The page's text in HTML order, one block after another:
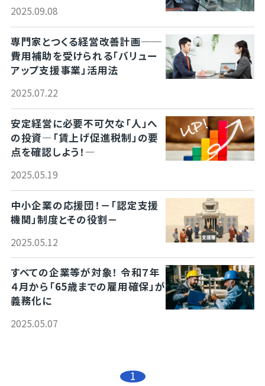
2025.09.08
専門家とつくる経営改善計画──
費用補助を受けられる「バリュー
アップ支援事業」活用法
2025.07.22
安定経営に必要不可欠な「人」へ
の投資―「賃上げ促進税制」の要
点を確認しよう！―
2025.05.19
中小企業の応援団！－「認定支援
機関」制度とその役割－
2025.05.12
すべての企業等が対象！ 令和７年
４月から「65歳までの雇用確保」が
義務化に
2025.05.07
1